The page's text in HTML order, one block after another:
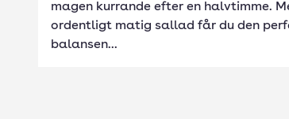
magen kurrande efter en halvtimme.
ordentligt matig sallad får du den
balansen...